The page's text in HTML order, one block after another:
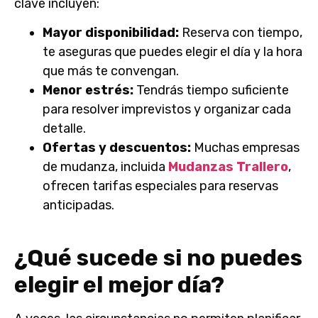
clave incluyen:
Mayor disponibilidad: Reserva con tiempo,
te aseguras que puedes elegir el día y la hora
que más te convengan.
Menor estrés: Tendrás tiempo suficiente
para resolver imprevistos y organizar cada
detalle.
Ofertas y descuentos: Muchas empresas
de mudanza, incluida Mudanzas Trallero,
ofrecen tarifas especiales para reservas
anticipadas.
¿Qué sucede si no puedes
elegir el mejor día?